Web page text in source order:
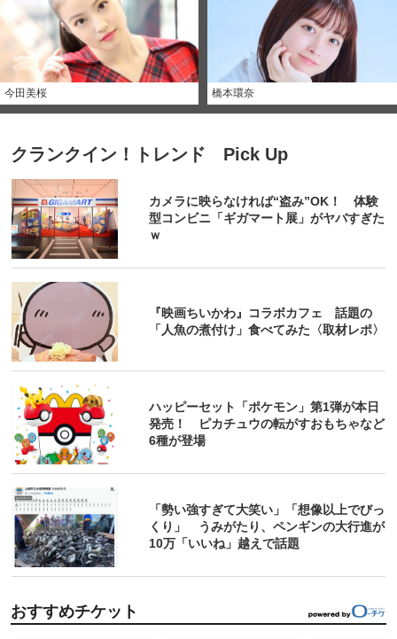
今田美桜 橋本環奈
クランクイン！トレンド Pick Up
カメラに映らなければ“盗み”OK！ 体験
型コンビニ「ギガマート展」がヤバすぎた
ｗ
『映画ちいかわ』コラボカフェ 話題の
「人魚の煮付け」食べてみた〈取材レポ〉
ハッピーセット「ポケモン」第1弾が本日
発売！ ピカチュウの転がすおもちゃなど
6種が登場
「勢い強すぎて大笑い」「想像以上でびっ
くり」 うみがたり、ペンギンの大行進が
10万「いいね」越えで話題
おすすめチケット